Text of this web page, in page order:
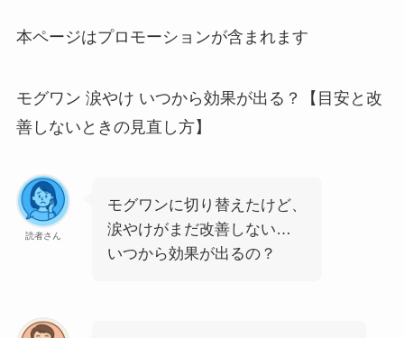
本ページはプロモーションが含まれます
モグワン 涙やけ いつから効果が出る？【目安と改
善しないときの見直し方】
読者さん
モグワンに切り替えたけど、
涙やけがまだ改善しない…
いつから効果が出るの？